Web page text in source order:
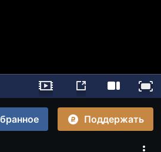
Поддержать